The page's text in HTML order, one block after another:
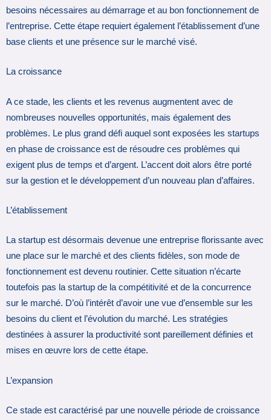
besoins nécessaires au démarrage et au bon fonctionnement de
l’entreprise. Cette étape requiert également l’établissement d’une
base clients et une présence sur le marché visé.
La croissance
A ce stade, les clients et les revenus augmentent avec de
nombreuses nouvelles opportunités, mais également des
problèmes. Le plus grand défi auquel sont exposées les startups
en phase de croissance est de résoudre ces problèmes qui
exigent plus de temps et d’argent. L’accent doit alors être porté
sur la gestion et le développement d’un nouveau plan d’affaires.
L’établissement
La startup est désormais devenue une entreprise florissante avec
une place sur le marché et des clients fidèles, son mode de
fonctionnement est devenu routinier. Cette situation n’écarte
toutefois pas la startup de la compétitivité et de la concurrence
sur le marché. D’où l’intérêt d’avoir une vue d’ensemble sur les
besoins du client et l’évolution du marché. Les stratégies
destinées à assurer la productivité sont pareillement définies et
mises en œuvre lors de cette étape.
L’expansion
Ce stade est caractérisé par une nouvelle période de croissance